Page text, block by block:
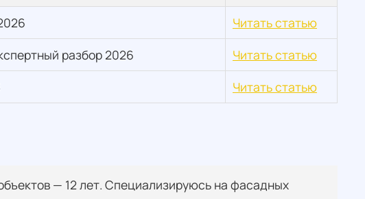
Читать статью
разбор 2026
Читать статью
Читать статью
— 12 лет. Специализируюсь на фасадных